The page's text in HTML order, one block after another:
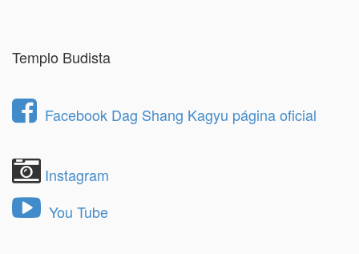
Templo Budista
Facebook Dag Shang Kagyu página oficial
Instagram
You Tube